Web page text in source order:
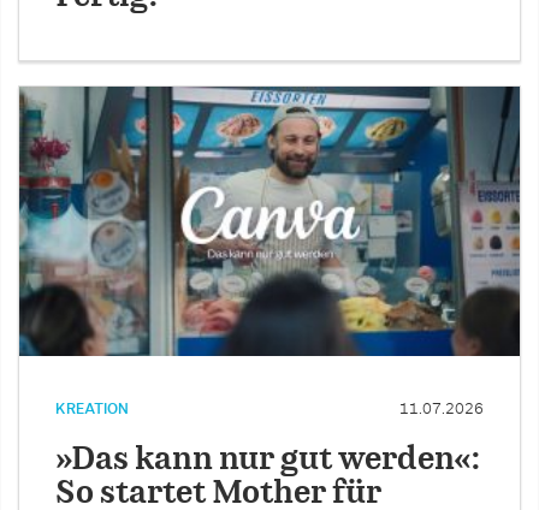
KREATION 11.07.2026
»Das kann nur gut werden«:
So startet Mother für